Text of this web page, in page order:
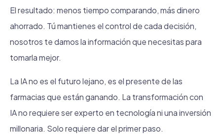
El resultado: menos tiempo comparando, más dinero
ahorrado. Tú mantienes el control de cada decisión,
nosotros te damos la información que necesitas para
tomarla mejor.
La IA no es el futuro lejano, es el presente de las
farmacias que están ganando. La transformación con
IA no requiere ser experto en tecnología ni una inversión
millonaria. Solo requiere dar el primer paso.